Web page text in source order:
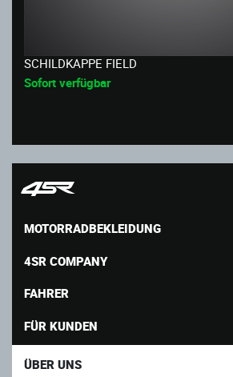
SCHILDKAPPE FIELD
Sofort verfügbar
MOTORRADBEKLEIDUNG
4SR COMPANY
FAHRER
FÜR KUNDEN
ÜBER UNS